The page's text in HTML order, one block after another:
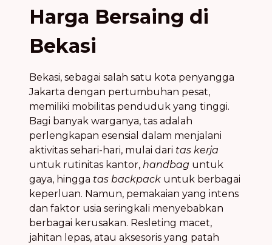
Harga Bersaing di
Bekasi
Bekasi, sebagai salah satu kota penyangga
Jakarta dengan pertumbuhan pesat,
memiliki mobilitas penduduk yang tinggi.
Bagi banyak warganya, tas adalah
perlengkapan esensial dalam menjalani
aktivitas sehari-hari, mulai dari tas kerja
untuk rutinitas kantor, handbag untuk
gaya, hingga tas backpack untuk berbagai
keperluan. Namun, pemakaian yang intens
dan faktor usia seringkali menyebabkan
berbagai kerusakan. Resleting macet,
jahitan lepas, atau aksesoris yang patah